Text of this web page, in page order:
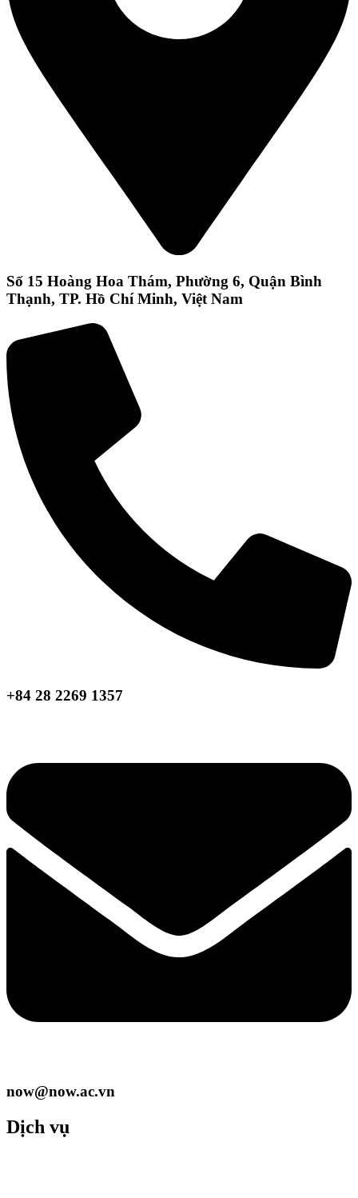
Số 15 Hoàng Hoa Thám, Phường 6, Quận Bình
Thạnh, TP. Hồ Chí Minh, Việt Nam
+84 28 2269 1357
now@now.ac.vn
Dịch vụ